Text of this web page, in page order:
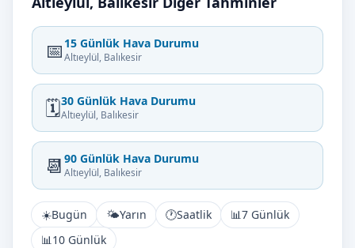
📅 15 Günlük Hava Durumu
Altıeylül, Balıkesir
🗓️30 Günlük Hava Durumu
Altıeylül, Balıkesir
📆 90 Günlük Hava Durumu
Altıeylül, Balıkesir
☀️Bugün 🌤️Yarın 🕐Saatlik 📊7 Günlük
📊10 Günlük